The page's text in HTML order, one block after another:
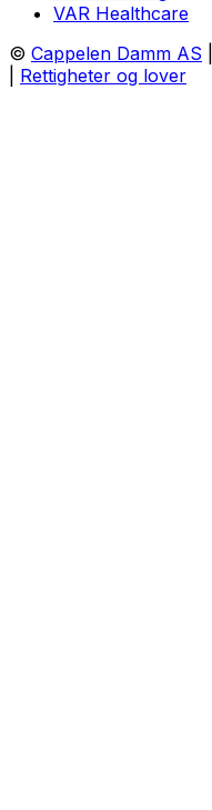
VAR Healthcare
© Cappelen Damm AS
Rettigheter og lover